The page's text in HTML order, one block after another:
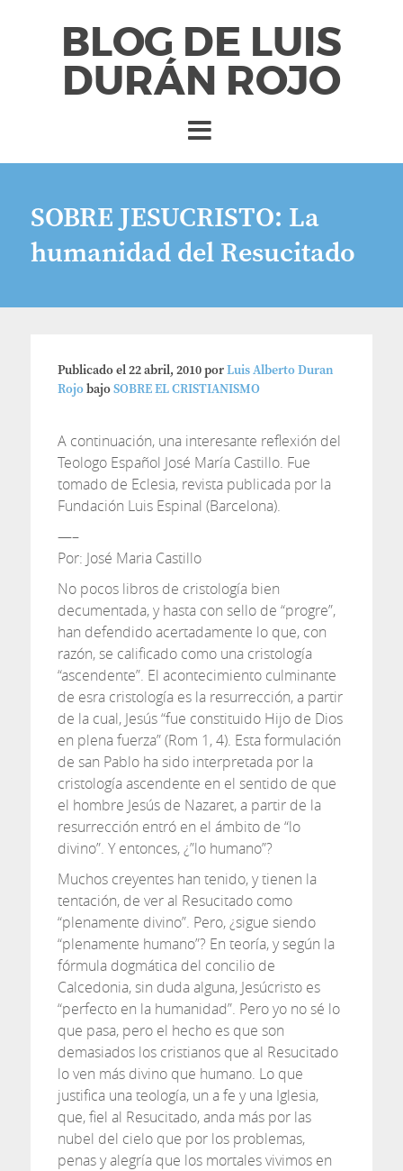
BLOG DE LUIS
DURÁN ROJO
SOBRE JESUCRISTO: La
humanidad del Resucitado
Publicado el22 abril, 2010porLuis Alberto Duran
RojobajoSOBRE EL CRISTIANISMO
A continuación, una interesante reflexión del
Teologo Español José María Castillo. Fue
tomado de Eclesia, revista publicada por la
Fundación Luis Espinal (Barcelona).
—–
Por: José Maria Castillo
No pocos libros de cristología bien
decumentada, y hasta con sello de “progre”,
han defendido acertadamente lo que, con
razón, se calificado como una cristología
“ascendente”. El acontecimiento culminante
de esra cristología es la resurrección, a partir
de la cual, Jesús “fue constituido Hijo de Dios
en plena fuerza” (Rom 1, 4). Esta formulación
de san Pablo ha sido interpretada por la
cristología ascendente en el sentido de que
el hombre Jesús de Nazaret, a partir de la
resurrección entró en el ámbito de “lo
divino”. Y entonces, ¿”lo humano”?
Muchos creyentes han tenido, y tienen la
tentación, de ver al Resucitado como
“plenamente divino”. Pero, ¿sigue siendo
“plenamente humano”? En teoría, y según la
fórmula dogmática del concilio de
Calcedonia, sin duda alguna, Jesúcristo es
“perfecto en la humanidad”. Pero yo no sé lo
que pasa, pero el hecho es que son
demasiados los cristianos que al Resucitado
lo ven más divino que humano. Lo que
justifica una teología, un a fe y una Iglesia,
que, fiel al Resucitado, anda más por las
nubel del cielo que por los problemas,
penas y alegría que los mortales vivimos en